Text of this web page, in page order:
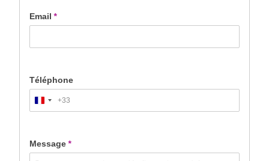
Email *
Téléphone
France
+33
+33
Message*